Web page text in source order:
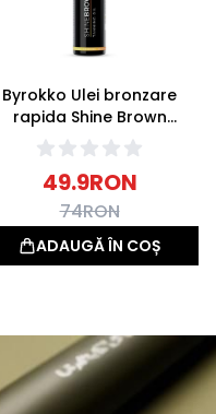
Byrokko Ulei bronzare
rapida Shine Brown
Original Tan Boosting Oil
100ml
49.9RON
74RON
ADAUGĂ ÎN COȘ